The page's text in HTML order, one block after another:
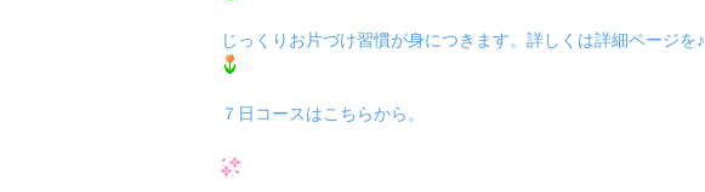
じっくりお片づけ習慣が身につきます。詳しくは詳細ページを♪
７日コースはこちらから。